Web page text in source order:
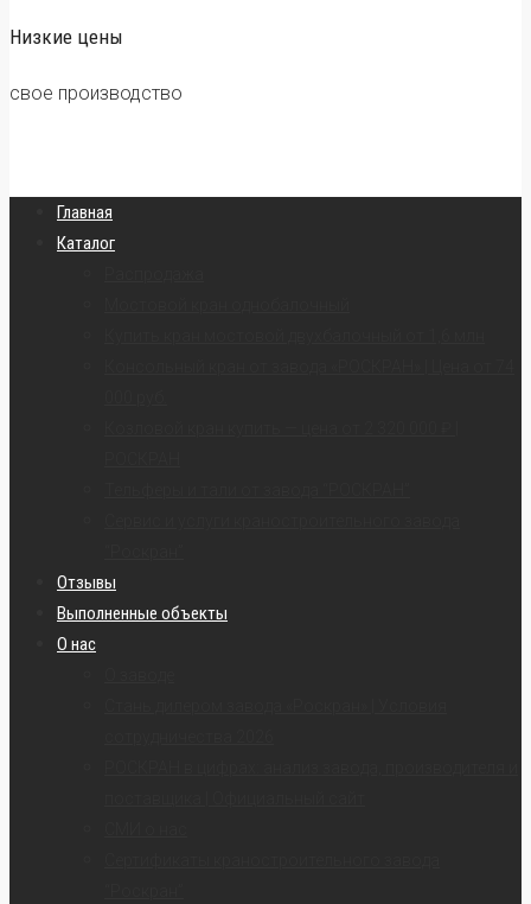
Низкие цены
свое производство
Главная
Каталог
Отзывы
Выполненные объекты
О нас